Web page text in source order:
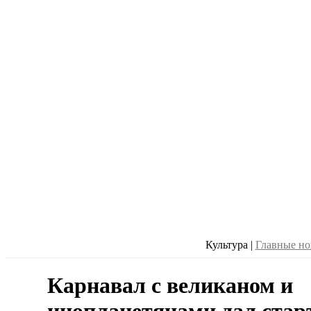
Культура | Главные
Карнавал с великаном и